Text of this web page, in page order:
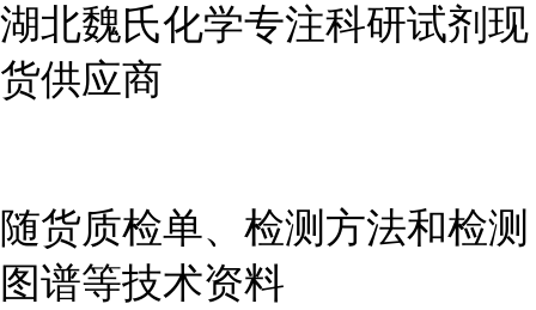
湖北魏氏化学专注科研试剂现
货供应商
随货质检单、检测方法和检测
图谱等技术资料